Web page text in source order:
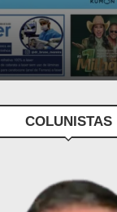
COLUNISTAS